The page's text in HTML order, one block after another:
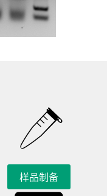
样品制备